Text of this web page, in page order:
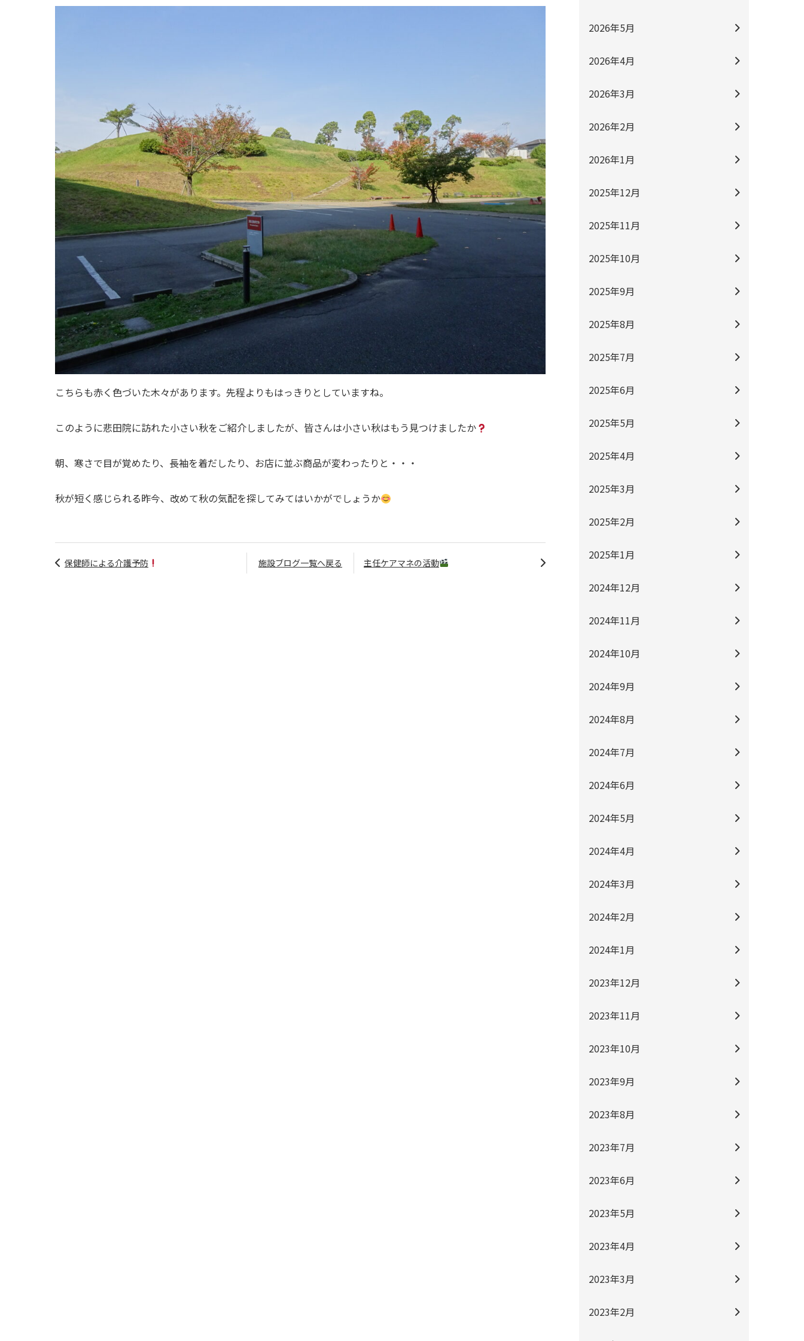
こちらも赤く色づいた木々があります。先程よりもはっきりとしていますね。
このように悲田院に訪れた小さい秋をご紹介しましたが、皆さんは小さい秋はもう見つけましたか
朝、寒さで目が覚めたり、長袖を着だしたり、お店に並ぶ商品が変わったりと・・・
秋が短く感じられる昨今、改めて秋の気配を探してみてはいかがでしょうか
保健師による介護予防 施設ブログ一覧へ戻る 主任ケアマネの活動
2026年5月
2026年4月
2026年3月
2026年2月
2026年1月
2025年12月
2025年11月
2025年10月
2025年9月
2025年8月
2025年7月
2025年6月
2025年5月
2025年4月
2025年3月
2025年2月
2025年1月
2024年12月
2024年11月
2024年10月
2024年9月
2024年8月
2024年7月
2024年6月
2024年5月
2024年4月
2024年3月
2024年2月
2024年1月
2023年12月
2023年11月
2023年10月
2023年9月
2023年8月
2023年7月
2023年6月
2023年5月
2023年4月
2023年3月
2023年2月